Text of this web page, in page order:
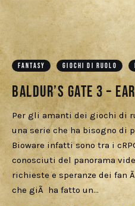
FANTASY GIOCHI DI RUOLO
Baldur’s Gate 3 –
Per gli amanti dei giochi di
una serie che ha bisogno di
Bioware infatti sono tra i
conosciuti del panorama
richieste e speranze dei fan
che giÃ ha fatto un…